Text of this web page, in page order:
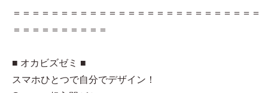
＝＝＝＝＝＝＝＝＝＝＝＝＝＝＝＝＝＝＝＝＝＝＝＝＝＝
＝＝＝＝＝＝＝＝＝＝
■ オカビズゼミ ■
スマホひとつで自分でデザイン！